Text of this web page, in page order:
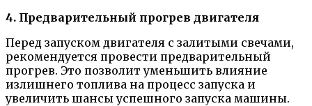
4. Предварительный прогрев двигателя
Перед запуском двигателя с залитыми свечами,
рекомендуется провести предварительный
прогрев. Это позволит уменьшить влияние
излишнего топлива на процесс запуска и
увеличить шансы успешного запуска машины.